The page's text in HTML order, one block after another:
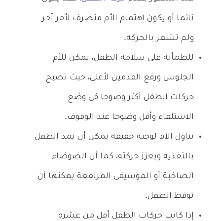
نائما أو يكون اهتمام الأم منصرف لأمر آخر
ولم تشعر بالحركة.
للطمأنة على سلامة الطفل، يمكن للأم
الجلوس ورفع القدمين لأعلى، حيث تصبح
حركات الطفل أكثر وضوحا في وضع
الاستلقاء وأقل وضوحا عند الوقوف.
تناول الأم لوجبة خفيفة يمكن أن يمد الطفل
بالتغذية ويعزز حركته، كما أن الضوضاء
الصاخبة أو الموسيقى المرتفعة يمكنها أن
توقظ الطفل.
إذا كانت حركات الطفل أقل من عشرة